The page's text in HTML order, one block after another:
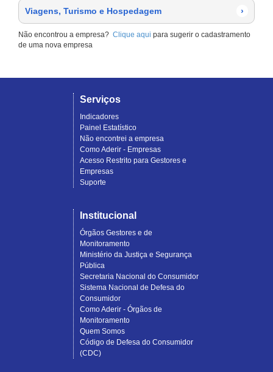
Viagens, Turismo e Hospedagem ›
Não encontrou a empresa? Clique aqui para sugerir o cadastramento
de uma nova empresa
Serviços
Indicadores
Painel Estatístico
Não encontrei a empresa
Como Aderir - Empresas
Acesso Restrito para Gestores e
Empresas
Suporte
Institucional
Órgãos Gestores e de
Monitoramento
Ministério da Justiça e Segurança
Pública
Secretaria Nacional do Consumidor
Sistema Nacional de Defesa do
Consumidor
Como Aderir - Órgãos de
Monitoramento
Quem Somos
Código de Defesa do Consumidor
(CDC)